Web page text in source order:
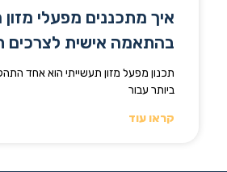
איך מתכננים מפעלי
בהתאמה אישית לצרכים
תכנון מפעל מזון תעשייתי הוא אחד
ביותר עבור
קראו עוד